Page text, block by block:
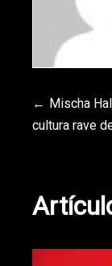
entradas
Mischa
cultura rave